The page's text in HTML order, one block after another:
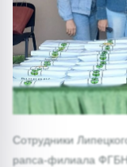
Сотрудники
рапса-филиала